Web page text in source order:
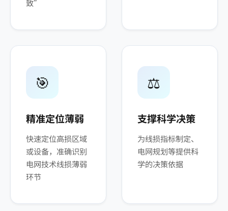
致”
🎯
精准定位薄弱
快速定位高损区域
或设备，准确识别
电网技术线损薄弱
环节
⚖️
支撑科学决策
为线损指标制定、
电网规划等提供科
学的决策依据